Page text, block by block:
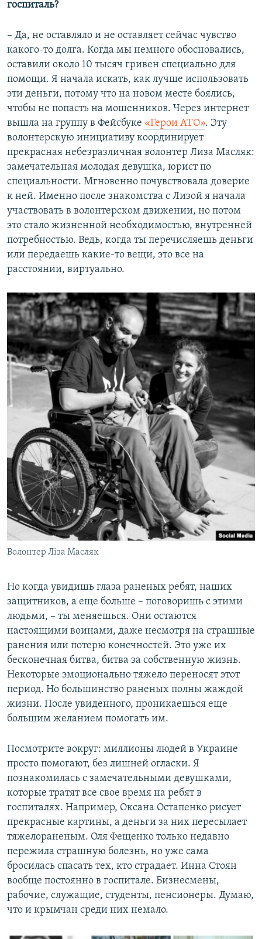
госпиталь?​
– Да, не оставляло и не оставляет сейчас чувство
какого-то долга. Когда мы немного обосновались,
оставили около 10 тысяч гривен специально для
помощи. Я начала искать, как лучше использовать
эти деньги, потому что на новом месте боялись,
чтобы не попасть на мошенников. Через интернет
вышла на группу в Фейсбуке «Герои АТО». Эту
волонтерскую инициативу координирует
прекрасная небезразличная волонтер Лиза Масляк:
замечательная молодая девушка, юрист по
специальности. Мгновенно почувствовала доверие
к ней. Именно после знакомства с Лизой я начала
участвовать в волонтерском движении, но потом
это стало жизненной необходимостью, внутренней
потребностью. Ведь, когда ты перечисляешь деньги
или передаешь какие-то вещи, это все на
расстоянии, виртуально.
Волонтер Ліза Масляк
Но когда увидишь глаза раненых ребят, наших
защитников, а еще больше – поговоришь с этими
людьми, – ты меняешься. Они остаются
настоящими воинами, даже несмотря на страшные
ранения или потерю конечностей. Это уже их
бесконечная битва, битва за собственную жизнь.
Некоторые эмоционально тяжело переносят этот
период. Но большинство раненых полны жаждой
жизни. После увиденного, проникаешься еще
большим желанием помогать им.
Посмотрите вокруг: миллионы людей в Украине
просто помогают, без лишней огласки. Я
познакомилась с замечательными девушками,
которые тратят все свое время на ребят в
госпиталях. Например, Оксана Остапенко рисует
прекрасные картины, а деньги за них пересылает
тяжелораненым. Оля Фещенко только недавно
пережила страшную болезнь, но уже сама
бросилась спасать тех, кто страдает. Инна Стоян
вообще постоянно в госпитале. Бизнесмены,
рабочие, служащие, студенты, пенсионеры. Думаю,
что и крымчан среди них немало.